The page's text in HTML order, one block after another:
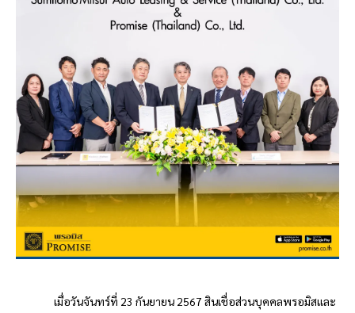
เมื่อวันจันทร์ที่ 23 กันยายน 2567 สินเชื่อส่วนบุคคลพรอมิสและ